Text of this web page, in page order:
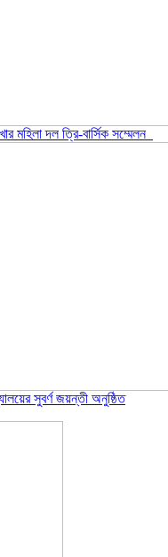
মহিলা দল ত্রি-বার্সিক সম্মেলন
সুবর্ণ জয়ন্তী অনুষ্ঠিত